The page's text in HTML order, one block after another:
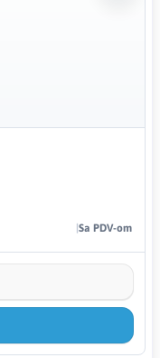
Sa PDV-om